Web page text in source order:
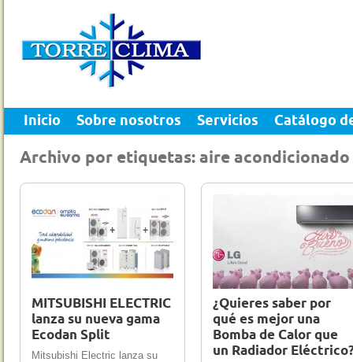
Inicio Sobre nosotros Servicios Catálogo
Archivo por etiquetas: aire
MITSUBISHI ELECTRIC
lanza su nueva gama
Ecodan Split
Mitsubishi Electric lanza su
¿Quieres saber por
qué es mejor una
Bomba de Calor que
un Radiador